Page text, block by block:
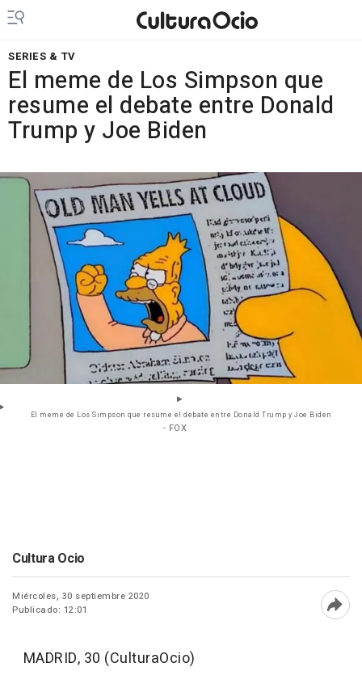
SERIES & TV
El meme de Los Simpson que
resume el debate entre Donald
Trump y Joe Biden
El meme de Los Simpson que resume el debate entre Donald Trump y Joe Biden
- FOX
Cultura Ocio
Miércoles, 30 septiembre 2020
Publicado: 12:01
MADRID, 30 (CulturaOcio)